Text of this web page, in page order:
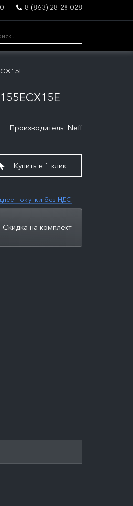
8 (863) 28-28-028
Производитель: Neff
покупки без НДС
Купить в 1 клик
Скидка на комплект